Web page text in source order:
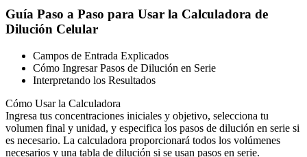
Guía Paso a Paso para Usar la Calculadora de
Dilución Celular
Campos de Entrada Explicados
Cómo Ingresar Pasos de Dilución en Serie
Interpretando los Resultados
Cómo Usar la Calculadora
Ingresa tus concentraciones iniciales y objetivo, selecciona tu
volumen final y unidad, y especifica los pasos de dilución en serie si
es necesario. La calculadora proporcionará todos los volúmenes
necesarios y una tabla de dilución si se usan pasos en serie.